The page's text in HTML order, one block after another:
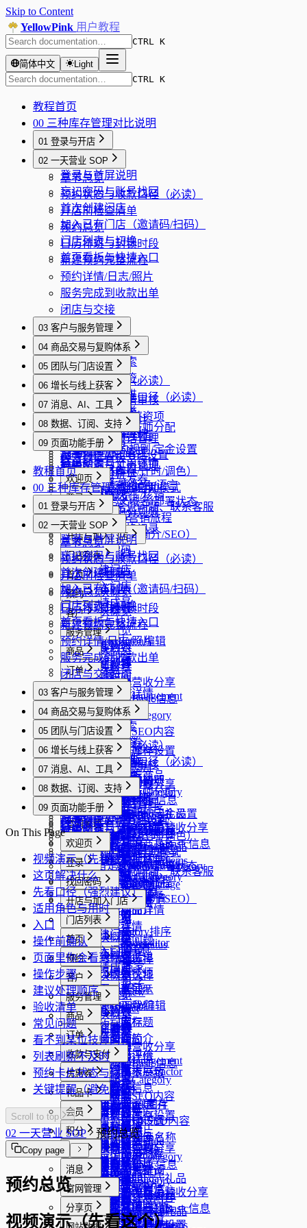
Skip to Content
YellowPink 用户教程
CTRL K
简体中文
Light
CTRL K
教程首页
00 三种库存管理对比说明
01 登录与开店
章节总览
登录与首屏说明
忘记密码与账号找回
首次创建门店
加入已有门店（邀请码/扫码）
门店列表与切换
首页看板与快捷入口
02 一天营业 SOP
章节总览
预约状态与收款口径（必读）
开店前检查清单
预约总览
日历排班与封锁时段
新建预约完整流程
预约详情/日志/照片
服务完成到收款出单
闭店与交接
03 客户与服务管理
章节总览
客户列表与搜索
新建客户与标签
客户详情与跟进
服务目录与分类
服务详情/图片/技师分配
04 商品交易与复购体系
章节总览
积分发放口径（必读）
优惠券与礼品卡口径（必读）
商品上架与分类
库存管理与盘点
商品销售流程
订单列表与订单详情
优惠券模板与发券
礼品卡模板/发卡/核销
会员等级与积分规则
积分奖励与兑换记录
05 团队与门店设置
章节总览
员工邀请与申请审核
员工资料/排班/薪资项
门店基础资料维护
营业时间/预约规则/定金设置
权限配置与工资管理
06 增长与线上获客
章节总览
作品集与美甲设计
合集管理/排序/封面
分享页预览与管理
官网管理总入口
内容模块/主题/配色/语言
子域名/自定义域名/部署状态
Google 商家与营销旅程
官网设置（标题/简介/SEO）
07 消息、AI、工具
章节总览
消息中心与会话管理
AI 助手与 AI 电话设置
工具中心（库存/计时/调色）
卫生安全工具与自助模式
08 数据、订阅、支持
章节总览
经营数据看板
网站数据分析
订阅与权限说明
账号安全、常见问题、联系客服
09 页面功能手册
概览
欢迎页
模块概览
欢迎
登录
模块概览
登录
找回密码
模块概览
忘记密码
开店与加入门店
模块概览
创建门店
加入门店
邀请成员
门店列表
模块概览
门店列表
首页
模块概览
首页模板
首页
QuickButton编辑
预约
模块概览
日历
新建预约
预约列表
封锁时间
外部事件详情
客户
模块概览
顾客列表
新建顾客
客户详情
客户TagManagement
服务管理
模块概览
服务管理
编辑服务营收分享
编辑服务Basic信息
编辑服务Category
编辑服务SEO内容
服务封面Select
服务排序
服务图片编辑
服务图片排序
服务详情
服务Collection编辑
服务Collection排序
技师Assign
商品
模块概览
库存管理
商品
销售记录
销售商品
编辑商品库存设置
编辑商品图片
编辑商品营收分享
编辑商品Basic信息
编辑商品Category
编辑商品SEO内容
库存History
库存Operation
商品封面Select
商品图片排序
商品详情
商品Category排序
商品Sale详情
订单
模块概览
订单详情
Orders
收款与支付
模块概览
支付
优惠券
模块概览
发放优惠券
优惠券模板
编辑优惠券商品
编辑优惠券Category
优惠券商品排序
优惠券商品详情
优惠券详情
优惠券StyleEditor
Coupons
礼品卡
模块概览
发放礼品卡
核销礼品卡
礼品卡
礼品卡产品
编辑礼品卡商品营收分享
编辑礼品卡商品Basic信息
编辑礼品卡商品Items
编辑礼品卡Category
礼品卡商品排序
礼品卡商品详情
礼品卡详情
礼品卡StyleEditor
会员
模块概览
编辑会员Points
编辑TierBasic
编辑TierBirthday礼品
编辑TierPrivileges
编辑TierRenewal礼品
编辑TierSignupGifts
会员
会员设置
积分
模块概览
兑换记录
积分奖励
积分设置
积分中心
编辑积分RewardCategory
积分Reward排序
积分Reward详情
工资
模块概览
工资
工资设置
工资History
My工资
Staff工资列表
Staff工资详情
消息
模块概览
消息中心
消息详情
新建Chat
ConversationManage
官网管理
模块概览
多语言管理
网站管理
主题风格
主题颜色
编辑备注
编辑常见问题
编辑服务菜单
编辑服务技师
编辑服务展示
编辑关于我们
编辑官网标题
编辑官网简介
编辑客户评价
编辑礼品卡展示
编辑门店信息
编辑内容浮层
编辑全局UI设置
编辑图片图库
编辑作品集图库
编辑Meta关键词
官网翻译编辑
官网内容排序
颜色选择器弹窗
分享页
模块概览
分享管理
编辑分享标题
编辑分享简介
分享设置
分享详情
分享域名选择
分享主题选择
分享Preview
网站数据
模块概览
官网数据分析
域名
模块概览
域名搜索
域名Result
DeploymentStatus
MyDomains
Google 商家
模块概览
商家洞察
Google 评论
Google 商家
Google 帖子
营销
模块概览
我的活动
营销模版
编辑旅程Step
旅程Preview
工具中心
模块概览
工具箱
过敏检查
计时器
甲油胶库存
工具
消毒清单
颜色调色板Extractor
颜色Mixer
Consumables库存
自助模式
模块概览
自助服务
自助Attract
自助Main
门店设置
模块概览
门店币种
门店地址
门店电话
门店介绍
门店设置
门店时区
门店邮箱
社媒链接
营业时间
自定义域名
AI 电话
编辑定金设置
编辑服务Fee设置
编辑礼品卡提成设置
团队成员
模块概览
成员档案
成员管理
成员评价
成员设置
成员薪酬
成员作品集
待处理申请
工作排班
混合内容
内容排序
团队成员
编辑成员账号
门店域名
模块概览
门店域名
AI 助手
模块概览
AI 助手
Agent设置
作品集
模块概览
搜索
编辑Artwork图片
编辑ArtworkSEO内容
编辑Collection名称
编辑Group名称
编辑Nail标题
编辑Nail简介
编辑NailMaterials
编辑NailSteps
美甲设计
模块概览
NailDesign
订阅
模块概览
订阅套餐
订阅总览
扫码
模块概览
扫码加入
系统设置
模块概览
客服支持
系统设置
编辑地区
编辑电话
数据分析
模块概览
数据分析
教程首页
00 三种库存管理对比说明
01 登录与开店
章节总览
登录与首屏说明
忘记密码与账号找回
首次创建门店
加入已有门店（邀请码/扫码）
门店列表与切换
首页看板与快捷入口
02 一天营业 SOP
章节总览
预约状态与收款口径（必读）
开店前检查清单
预约总览
日历排班与封锁时段
新建预约完整流程
预约详情/日志/照片
服务完成到收款出单
闭店与交接
03 客户与服务管理
章节总览
客户列表与搜索
新建客户与标签
客户详情与跟进
服务目录与分类
服务详情/图片/技师分配
04 商品交易与复购体系
章节总览
积分发放口径（必读）
优惠券与礼品卡口径（必读）
商品上架与分类
库存管理与盘点
商品销售流程
订单列表与订单详情
优惠券模板与发券
礼品卡模板/发卡/核销
会员等级与积分规则
积分奖励与兑换记录
05 团队与门店设置
章节总览
员工邀请与申请审核
员工资料/排班/薪资项
门店基础资料维护
营业时间/预约规则/定金设置
权限配置与工资管理
06 增长与线上获客
章节总览
作品集与美甲设计
合集管理/排序/封面
分享页预览与管理
官网管理总入口
内容模块/主题/配色/语言
子域名/自定义域名/部署状态
Google 商家与营销旅程
官网设置（标题/简介/SEO）
07 消息、AI、工具
章节总览
消息中心与会话管理
AI 助手与 AI 电话设置
工具中心（库存/计时/调色）
卫生安全工具与自助模式
08 数据、订阅、支持
章节总览
经营数据看板
网站数据分析
订阅与权限说明
账号安全、常见问题、联系客服
09 页面功能手册
概览
欢迎页
模块概览
欢迎
登录
模块概览
登录
找回密码
模块概览
忘记密码
开店与加入门店
模块概览
创建门店
加入门店
邀请成员
门店列表
模块概览
门店列表
首页
模块概览
首页模板
首页
QuickButton编辑
预约
模块概览
日历
新建预约
预约列表
封锁时间
外部事件详情
客户
模块概览
顾客列表
新建顾客
客户详情
客户TagManagement
服务管理
模块概览
服务管理
编辑服务营收分享
编辑服务Basic信息
编辑服务Category
编辑服务SEO内容
服务封面Select
服务排序
服务图片编辑
服务图片排序
服务详情
服务Collection编辑
服务Collection排序
商品
模块概览
库存管理
商品
销售记录
销售商品
编辑商品库存设置
编辑商品图片
编辑商品营收分享
编辑商品Basic信息
编辑商品Category
编辑商品SEO内容
库存History
订单
模块概览
订单详情
Orders
收款与支付
模块概览
支付
优惠券
模块概览
发放优惠券
优惠券模板
编辑优惠券商品
编辑优惠券Category
优惠券商品排序
优惠券商品详情
优惠券详情
优惠券StyleEditor
礼品卡
模块概览
发放礼品卡
核销礼品卡
礼品卡
礼品卡产品
编辑礼品卡商品营收分享
编辑礼品卡商品Basic信息
编辑礼品卡商品Items
会员
模块概览
编辑会员Points
编辑TierBasic
编辑TierBirthday礼品
编辑TierPrivileges
编辑TierRenewal礼品
积分
模块概览
兑换记录
积分奖励
积分设置
积分中心
工资
模块概览
工资
工资设置
工资History
消息
模块概览
消息中心
消息详情
官网管理
模块概览
多语言管理
分享页
模块概览
On This Page
视频演示（先看这个）
这页解决什么
先看口径（强烈建议）
适用角色与用时
入口
操作前确认
页面里你会看到什么
操作步骤
建议处理顺序
验收清单
常见问题
看不到某位技师的预约
列表刷新不及时
预约卡片状态与详情不一致
关键提醒（避免踩坑）
Scroll to top
02 一天营业 SOP 预约总览
Copy page
预约总览
视频演示（先看这个）